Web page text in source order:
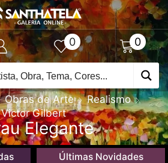
0 0
Obras de Arte
Realismo
Victor Gilbert
Elegante
Últimas Novidades